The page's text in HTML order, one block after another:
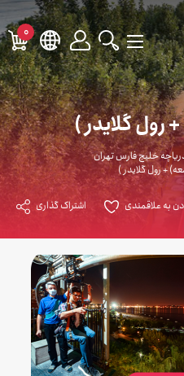
0
رول گلایدر )
خلیج فارس تهران
+ رول گلایدر )
به علاقمندی اشتراک گذاری